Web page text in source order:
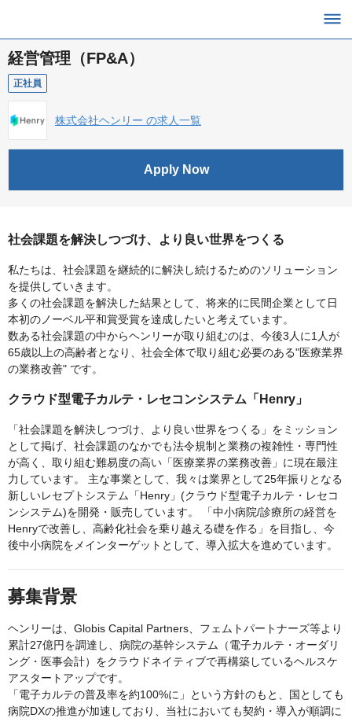
経営管理（FP&A）
正社員
株式会社ヘンリー の求人一覧
Apply Now
社会課題を解決しつづけ、より良い世界をつくる
私たちは、社会課題を継続的に解決し続けるためのソリューション
を提供していきます。
多くの社会課題を解決した結果として、将来的に民間企業として日
本初のノーベル平和賞受賞を達成したいと考えています。
数ある社会課題の中からヘンリーが取り組むのは、今後3人に1人が
65歳以上の高齢者となり、社会全体で取り組む必要のある"医療業界
の業務改善" です。
クラウド型電子カルテ・レセコンシステム「Henry」
「社会課題を解決しつづけ、より良い世界をつくる」をミッション
として掲げ、社会課題のなかでも法令規制と業務の複雑性・専門性
が高く、取り組む難易度の高い「医療業界の業務改善」に現在最注
力しています。 主な事業として、我々は業界として25年振りとなる
新しいレセプトシステム「Henry」(クラウド型電子カルテ・レセコ
ンシステム)を開発・販売しています。 「中小病院/診療所の経営を
Henryで改善し、高齢化社会を乗り越える礎を作る」を目指し、今
後中小病院をメインターゲットとして、導入拡大を進めています。
募集背景
ヘンリーは、Globis Capital Partners、フェムトパートナーズ等より
累計27億円を調達し、病院の基幹システム（電子カルテ・オーダリ
ング・医事会計）をクラウドネイティブで再構築しているヘルスケ
アスタートアップです。
「電子カルテの普及率を約100%に」という方針のもと、国としても
病院DXの推進が加速しており、当社においても契約・導入が順調に